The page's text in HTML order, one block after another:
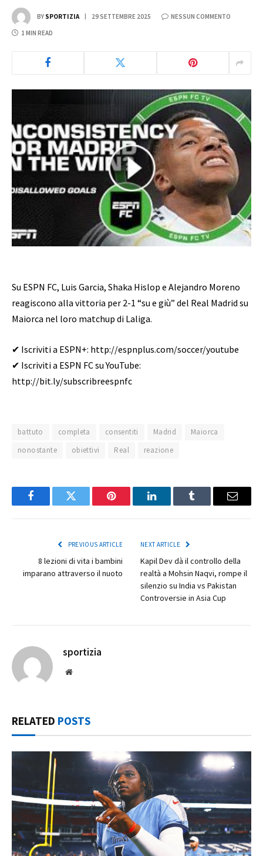
BY SPORTIZIA 29 SETTEMBRE 2025 NESSUN COMMENTO
1 MIN READ
Su ESPN FC, Luis Garcia, Shaka Hislop e Alejandro Moreno
reagiscono alla vittoria per 2-1 “su e giù” del Real Madrid su
Maiorca nel loro matchup di Laliga.
✔ Iscriviti a ESPN+: http://espnplus.com/soccer/youtube
✔ Iscriviti a ESPN FC su YouTube:
http://bit.ly/subscribreespnfc
battuto completa consentiti Madrid
Maiorca
nonostante
obiettivi Real reazione
FacebookTwitter Pinterest LinkedInTumblr Email
PREVIOUS ARTICLE
8 lezioni di vita i bambini
imparano attraverso il nuoto
NEXT ARTICLE
Kapil Dev dà il controllo della
realtà a Mohsin Naqvi, rompe il
silenzio su India vs Pakistan
Controversie in Asia Cup
sportizia
Website
RELATED POSTS